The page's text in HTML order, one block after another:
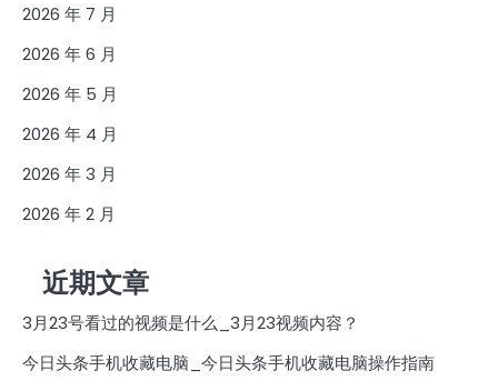
2026 年 7 月
2026 年 6 月
2026 年 5 月
2026 年 4 月
2026 年 3 月
2026 年 2 月
近期文章
3月23号看过的视频是什么_3月23视频内容？
今日头条手机收藏电脑_今日头条手机收藏电脑操作指南